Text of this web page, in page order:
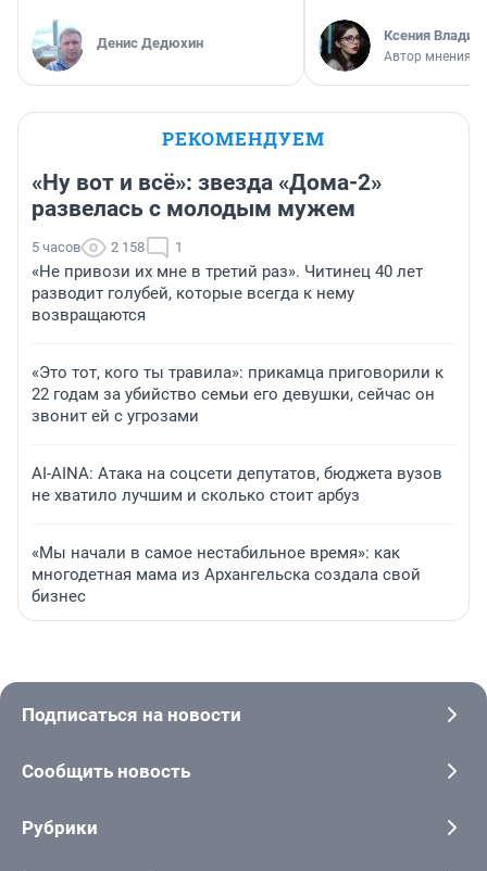
Денис Дедюхин Ксения
Автор мнения
РЕКОМЕНДУЕМ
«Ну вот и всё»: звезда «Дома-2»
развелась с молодым мужем
5 часов 2 158 1
«Не привози их мне в третий раз». Читинец 40 лет
разводит голубей, которые всегда к нему
возвращаются
«Это тот, кого ты травила»: прикамца приговорили к
22 годам за убийство семьи его девушки, сейчас он
звонит ей с угрозами
AI-AINA: Атака на соцсети депутатов, бюджета вузов
не хватило лучшим и сколько стоит арбуз
«Мы начали в самое нестабильное время»: как
многодетная мама из Архангельска создала свой
бизнес
Подписаться на новости
Сообщить новость
Рубрики